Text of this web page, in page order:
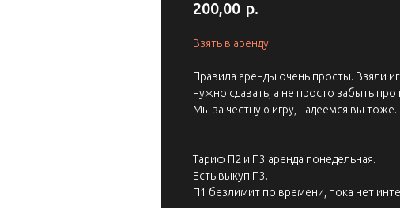
200,00 р.
Взять в аренду
Правила аренды очень просты. Взяли
нужно сдавать, а не просто забыть про
Мы за честную игру, надеемся вы тоже.
Тариф П2 и П3 аренда понедельная.
Есть выкуп П3.
П1 безлимит по времени, пока нет